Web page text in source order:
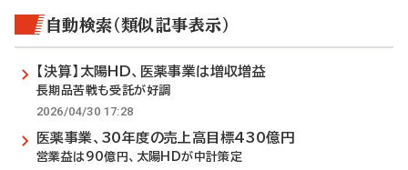
自動検索（類似記事表示）
【決算】太陽HD、医薬事業は増収増益
長期品苦戦も受託が好調
2026/04/30 17:28
医薬事業、30年度の売上高目標430億円
営業益は90億円、太陽HDが中計策定